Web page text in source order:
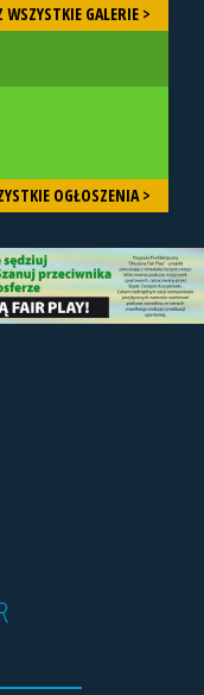
WSZYSTKIE GALERIE >
OGŁOSZENIA >